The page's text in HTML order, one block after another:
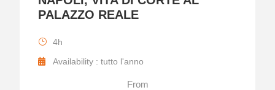
PALAZZO REALE
4h
Availability : tutto l'anno
From